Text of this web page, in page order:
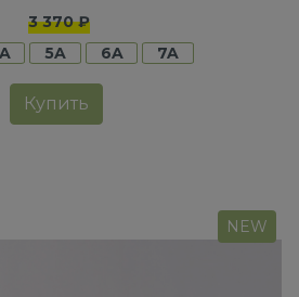
3 370 ₽
5A 6A 7A
Купить
NEW